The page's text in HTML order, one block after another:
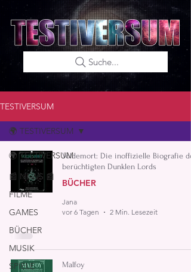
Suche...
TESTIVERSUM
🌍 TESTIVERSUM
📰 NEWS 📰
FILME
GAMES
BÜCHER
MUSIK
SPIELE
🌍 TESTIVERSUM
Voldemort: Die inoffizielle Biografie
berüchtigten Dunklen Lords
BÜCHER
Jana
vor 6 Tagen
2 Min. Lesezeit
Malfoy